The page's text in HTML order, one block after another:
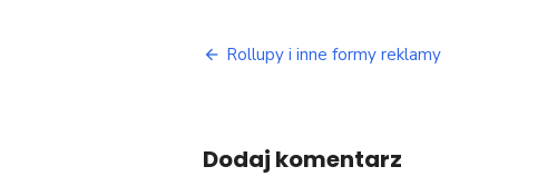
Nawigacja
Rollupy i inne formy reklamy
Dodaj komentarz